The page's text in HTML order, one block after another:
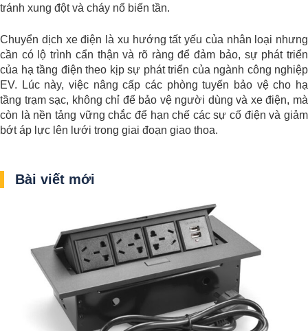
tránh xung đột và cháy nổ biến tần.
Chuyển dịch xe điện là xu hướng tất yếu của nhân loại nhưng
cần có lộ trình cẩn thận và rõ ràng để đảm bảo, sự phát triển
của hạ tầng điện theo kịp sự phát triển của ngành công nghiệp
EV. Lúc này, việc nâng cấp các phòng tuyến bảo vệ cho hạ
tầng trạm sạc, không chỉ để bảo vệ người dùng và xe điện, mà
còn là nền tảng vững chắc để hạn chế các sự cố điện và giảm
bớt áp lực lên lưới trong giai đoạn giao thoa.
Bài viết mới